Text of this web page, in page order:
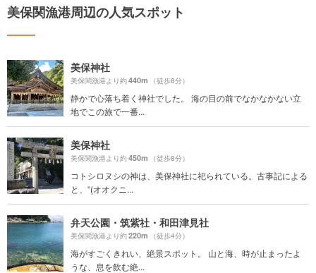
美保関漁港周辺の人気スポット
美保神社
美保関漁港より約440m （徒歩8分）
静かで心落ち着く神社でした。 海の目の前でなかなかない立
地でこの旅で一番...
美保神社
美保関漁港より約450m （徒歩8分）
コトシロヌシの神は、美保神社に祀られている。古事記による
と、“(オオクニ...
弁天公園・筑紫社・和田津見社
美保関漁港より約220m （徒歩4分）
海がすごくきれい、絶景スポット。 山と海、時が止まったよ
うな、息を飲む絶...